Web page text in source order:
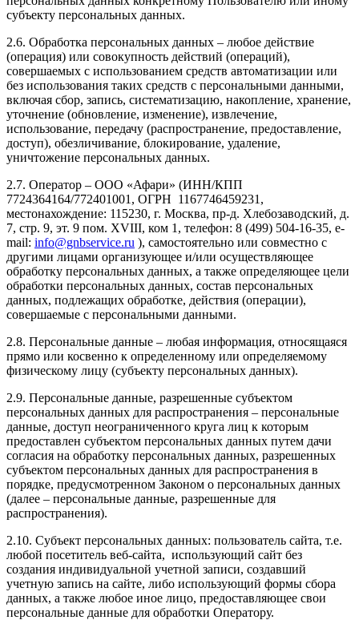
субъекту персональных данных.
2.6. Обработка персональных данных – любое действие
(операция) или совокупность действий (операций),
совершаемых с использованием средств автоматизации или
без использования таких средств с персональными данными,
включая сбор, запись, систематизацию, накопление, хранение,
уточнение (обновление, изменение), извлечение,
использование, передачу (распространение, предоставление,
доступ), обезличивание, блокирование, удаление,
уничтожение персональных данных.
2.7. Оператор – ООО «Афари» (ИНН/КПП
7724364164/772401001, ОГРН 1167746459231,
местонахождение: 115230, г. Москва, пр-д. Хлебозаводский, д.
7, стр. 9, эт. 9 пом. XVIII, ком 1, телефон: 8 (499) 504-16-35, e-
mail: info@gnbservice.ru ), самостоятельно или совместно с
другими лицами организующее и/или осуществляющее
обработку персональных данных, а также определяющее цели
обработки персональных данных, состав персональных
данных, подлежащих обработке, действия (операции),
совершаемые с персональными данными.
2.8. Персональные данные – любая информация, относящаяся
прямо или косвенно к определенному или определяемому
физическому лицу (субъекту персональных данных).
2.9. Персональные данные, разрешенные субъектом
персональных данных для распространения – персональные
данные, доступ неограниченного круга лиц к которым
предоставлен субъектом персональных данных путем дачи
согласия на обработку персональных данных, разрешенных
субъектом персональных данных для распространения в
порядке, предусмотренном Законом о персональных данных
(далее – персональные данные, разрешенные для
распространения).
2.10. Субъект персональных данных: пользователь сайта, т.е.
любой посетитель веб-сайта, использующий сайт без
создания индивидуальной учетной записи, создавший
учетную запись на сайте, либо использующий формы сбора
данных, а также любое иное лицо, предоставляющее свои
персональные данные для обработки Оператору.